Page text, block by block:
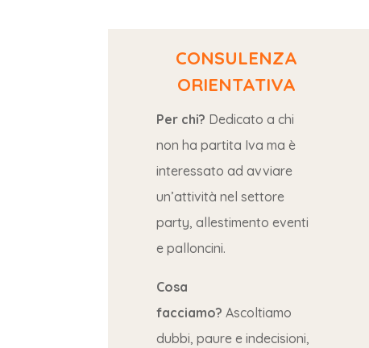
CONSULENZA
ORIENTATIVA
Per chi? Dedicato a chi
non ha partita Iva ma è
interessato ad avviare
un’attività nel settore
party, allestimento eventi
e palloncini.
Cosa
facciamo? Ascoltiamo
dubbi, paure e indecisioni,